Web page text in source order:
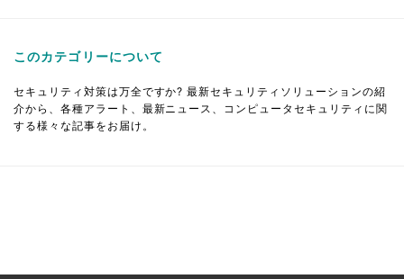
このカテゴリーについて
セキュリティ対策は万全ですか? 最新セキュリティソリューションの紹
介から、各種アラート、最新ニュース、コンピュータセキュリティに関
する様々な記事をお届け。